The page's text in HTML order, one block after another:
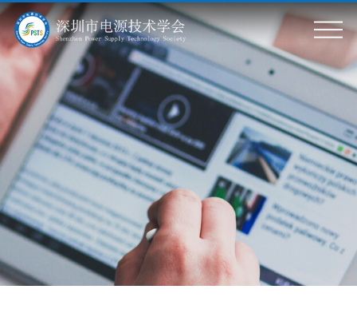
关于我们
学会简介
学会章程
组织架构
标准信息
标准动态
政策动态
会员服务
会员风采
专题活动